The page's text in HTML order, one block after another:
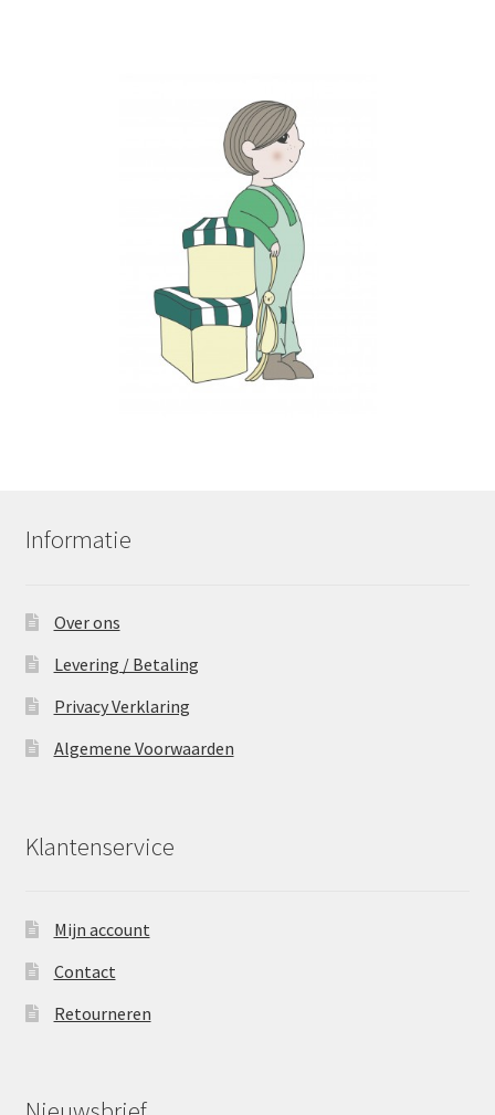
Informatie
Over ons
Levering / Betaling
Privacy Verklaring
Algemene Voorwaarden
Klantenservice
Mijn account
Contact
Retourneren